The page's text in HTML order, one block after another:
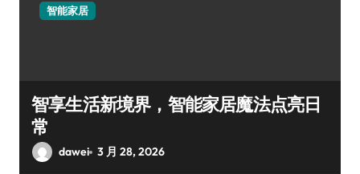
智能家居
智享生活新境界，智能家居魔法点亮日
常
dawei 3 月 28, 2026